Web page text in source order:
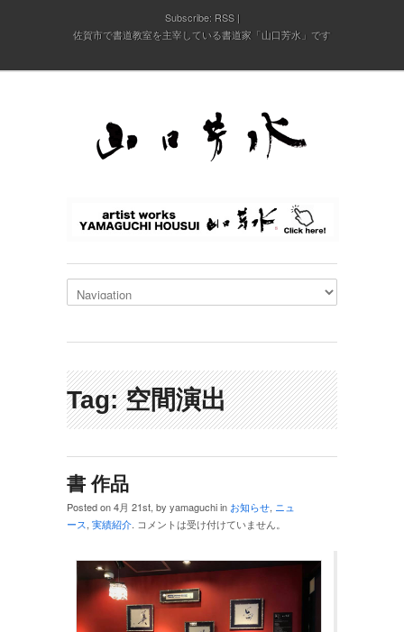
Subscribe: RSS
佐賀市で書道教室を主宰している書道家「山口芳水」です
Tag: 空間演出
書 作品
Posted on 4月 21st, by yamaguchi in お知らせ, ニュ
ース, 実績紹介. コメントは受け付けていません。